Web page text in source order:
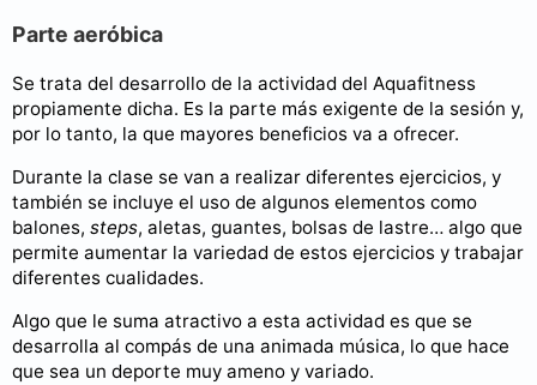
Parte aeróbica
Se trata del desarrollo de la actividad del Aquafitness
propiamente dicha. Es la parte más exigente de la sesión y,
por lo tanto, la que mayores beneficios va a ofrecer.
Durante la clase se van a realizar diferentes ejercicios, y
también se incluye el uso de algunos elementos como
balones, steps, aletas, guantes, bolsas de lastre… algo que
permite aumentar la variedad de estos ejercicios y trabajar
diferentes cualidades.
Algo que le suma atractivo a esta actividad es que se
desarrolla al compás de una animada música, lo que hace
que sea un deporte muy ameno y variado.